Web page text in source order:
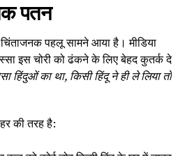
पतन
पहलू सामने आया है। मीडिया
इस चोरी को ढंकने के लिए बेहद कुतर्क दे
हिंदुओं का था, किसी हिंदू ने ही ले लिया तो
की तरह है: